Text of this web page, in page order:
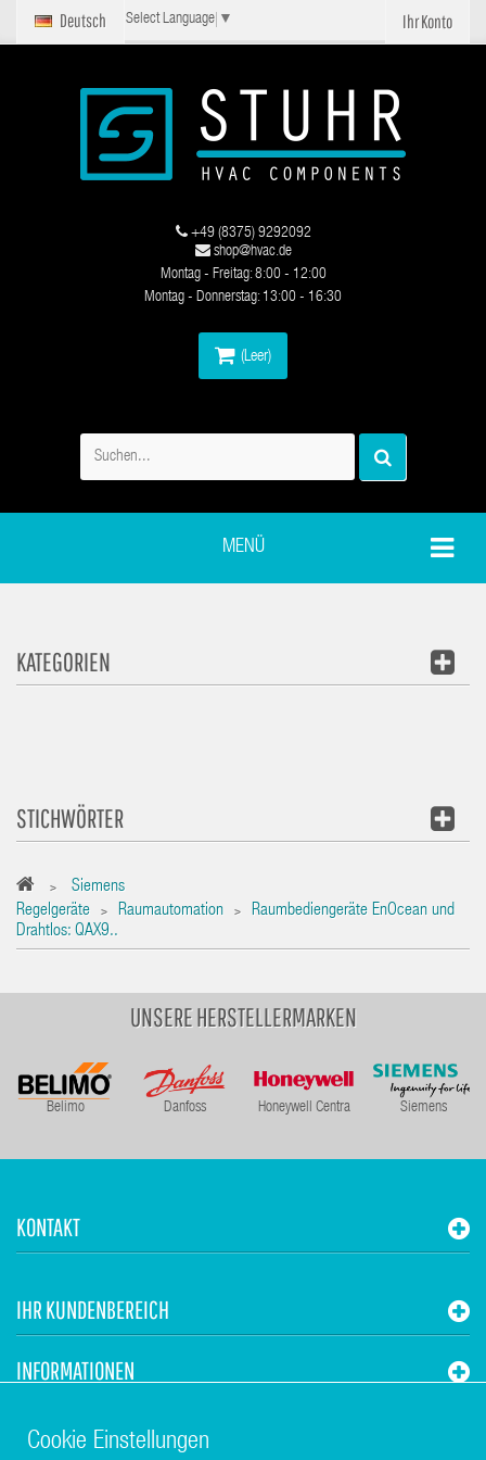
Ihr Konto
Deutsch Select Language ▼
(Leer)
+49 (8375) 9292092
shop@hvac.de
Montag - Freitag: 8:00 - 12:00
Montag - Donnerstag: 13:00 - 16:30
MENÜ
KATEGORIEN
STICHWÖRTER
>
Siemens
Regelgeräte
> Raumautomation >
Raumbediengeräte EnOcean und
Drahtlos: QAX9..
UNSERE HERSTELLERMARKEN
Belimo Danfoss Honeywell Centra Siemens
KONTAKT
IHR KUNDENBEREICH
INFORMATIONEN
STUHR HVAC
Cookie Einstellungen